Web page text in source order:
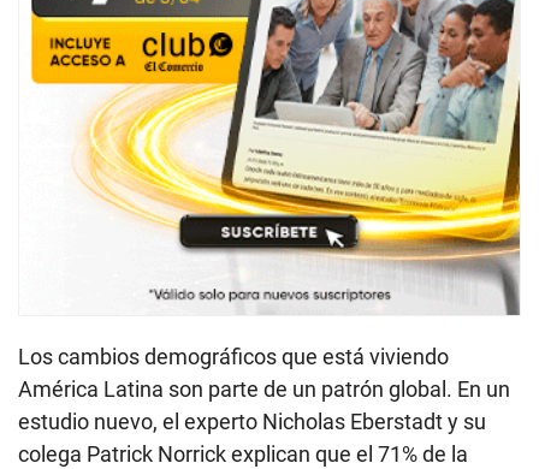
Los cambios demográficos que está viviendo
América Latina son parte de un patrón global. En un
estudio nuevo, el experto Nicholas Eberstadt y su
colega Patrick Norrick explican que el 71% de la